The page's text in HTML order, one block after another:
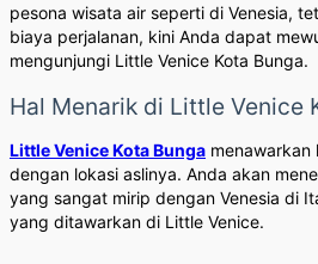
pesona wisata air seperti di Venesia,
biaya perjalanan, kini Anda dapat
mengunjungi Little Venice Kota Bunga.
Hal Menarik di Little Venice
Little Venice Kota Bunga
dengan lokasi aslinya. Anda akan
yang sangat mirip dengan Venesia di
yang ditawarkan di Little Venice.